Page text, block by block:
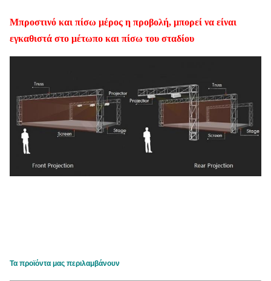
Μπροστινό και πίσω μέρος η προβολή, μπορεί να είναι
εγκαθιστά στο μέτωπο και πίσω του σταδίου
Τα προϊόντα μας περιλαμβάνουν